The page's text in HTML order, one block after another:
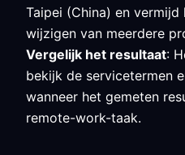
Taipei (China) en
wijzigen van meerdere
Vergelijk het resultaat:
bekijk de servicetermen
wanneer het gemeten
remote-work-taak.